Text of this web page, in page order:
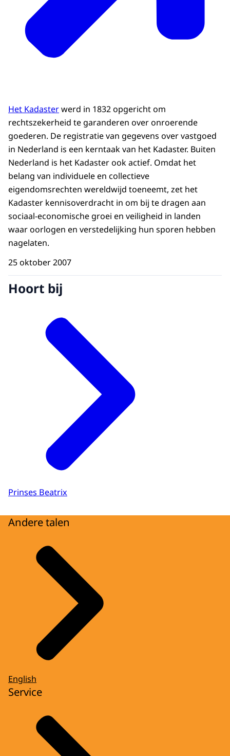
Het Kadasterwerd in 1832 opgericht om
rechtszekerheid te garanderen over onroerende
goederen. De registratie van gegevens over vastgoed
in Nederland is een kerntaak van het Kadaster. Buiten
Nederland is het Kadaster ook actief. Omdat het
belang van individuele en collectieve
eigendomsrechten wereldwijd toeneemt, zet het
Kadaster kennisoverdracht in om bij te dragen aan
sociaal-economische groei en veiligheid in landen
waar oorlogen en verstedelijking hun sporen hebben
nagelaten.
25 oktober 2007
Hoort bij
Prinses Beatrix
Andere talen
English
Service